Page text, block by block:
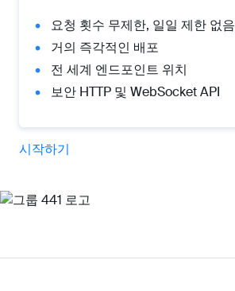
요청 횟수 무제한, 일일 제한 없음
거의 즉각적인 배포
전 세계 엔드포인트 위치
보안 HTTP 및 WebSocket API
시작하기